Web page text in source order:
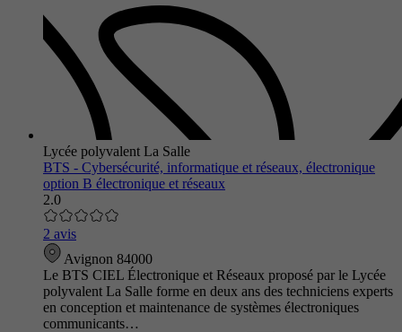
Lycée polyvalent La Salle
BTS - Cybersécurité, informatique et réseaux, électronique
option B électronique et réseaux
2.0
2 avis
Avignon 84000
Le BTS CIEL Électronique et Réseaux proposé par le Lycée
polyvalent La Salle forme en deux ans des techniciens experts
en conception et maintenance de systèmes électroniques
communicants…